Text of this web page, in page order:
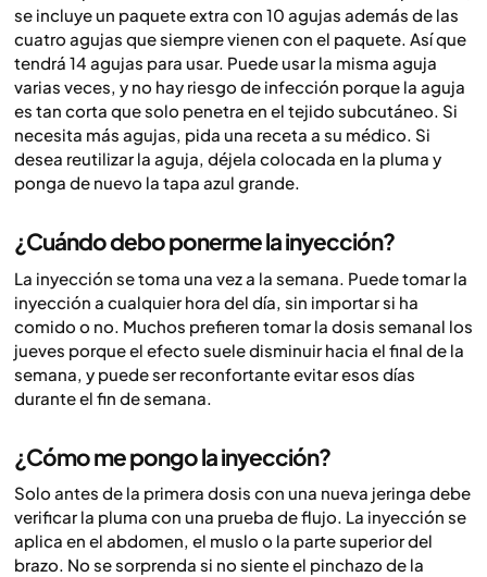
se incluye un paquete extra con 10 agujas además de las
cuatro agujas que siempre vienen con el paquete. Así que
tendrá 14 agujas para usar. Puede usar la misma aguja
varias veces, y no hay riesgo de infección porque la aguja
es tan corta que solo penetra en el tejido subcutáneo. Si
necesita más agujas, pida una receta a su médico. Si
desea reutilizar la aguja, déjela colocada en la pluma y
ponga de nuevo la tapa azul grande.
¿Cuándo debo ponerme la inyección?
La inyección se toma una vez a la semana. Puede tomar la
inyección a cualquier hora del día, sin importar si ha
comido o no. Muchos prefieren tomar la dosis semanal los
jueves porque el efecto suele disminuir hacia el final de la
semana, y puede ser reconfortante evitar esos días
durante el fin de semana.
¿Cómo me pongo la inyección?
Solo antes de la primera dosis con una nueva jeringa debe
verificar la pluma con una prueba de flujo. La inyección se
aplica en el abdomen, el muslo o la parte superior del
brazo. No se sorprenda si no siente el pinchazo de la